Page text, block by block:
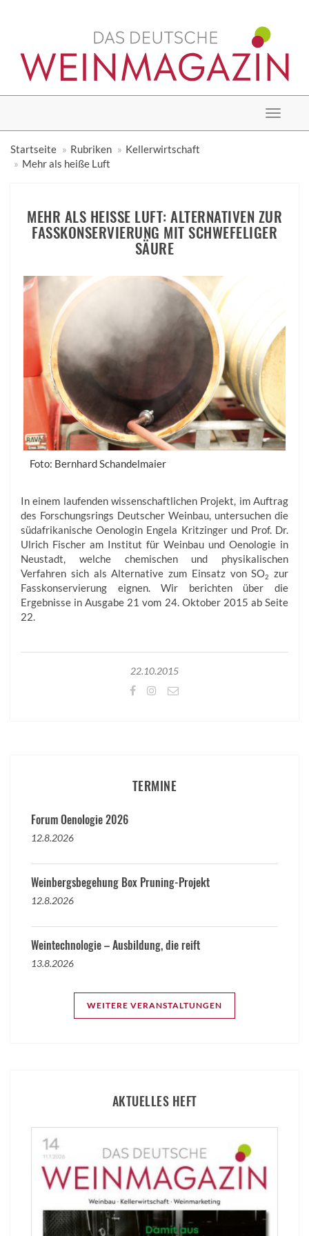
Toggle
Startseite
Rubriken
Kellerwirtschaft
Mehr als heiße Luft
MEHR ALS HEISSE LUFT: ALTERNATIVEN ZUR F
ASSKONSERVIERUNG MIT SCHWEFELIGER S
ÄURE
Foto: Bernhard Schandelmaier
In einem laufenden wissenschaftlichen Projekt, im Auftrag
des Forschungsrings Deutscher Weinbau, untersuchen die
südafrikanische Oenologin Engela Kritzinger und Prof. Dr.
Ulrich Fischer am Institut für Weinbau und Oenologie in
Neustadt, welche chemischen und physikalischen
Verfahren sich als Alternative zum Einsatz von SO2
zur
Fasskonservierung eignen. Wir berichten über die
Ergebnisse in Ausgabe 21 vom 24. Oktober 2015 ab Seite
22.
22.10.2015
TERMINE
Forum Oenologie 2026
12.8.2026
Weinbergsbegehung Box Pruning-Projekt
12.8.2026
Weintechnologie – Ausbildung, die reift
13.8.2026
WEITERE VERANSTALTUNGEN
AKTUELLES HEFT